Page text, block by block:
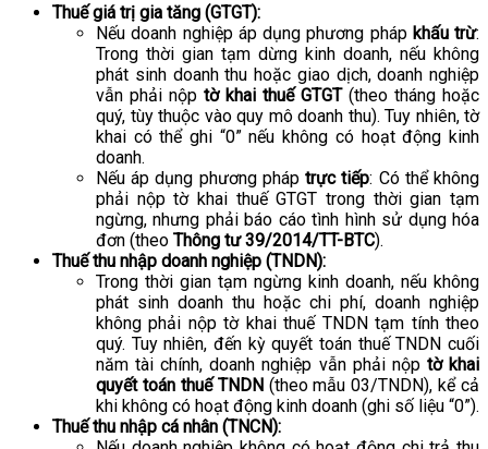
Thuế giá trị gia tăng (GTGT):
Nếu doanh nghiệp áp dụng phương pháp khấu trừ:
Trong thời gian tạm dừng kinh doanh, nếu không
phát sinh doanh thu hoặc giao dịch, doanh nghiệp
vẫn phải nộp tờ khai thuế GTGT(theo tháng hoặc
quý, tùy thuộc vào quy mô doanh thu). Tuy nhiên, tờ
khai có thể ghi “0” nếu không có hoạt động kinh
doanh.
Nếu áp dụng phương pháptrực tiếp: Có thể không
phải nộp tờ khai thuế GTGT trong thời gian tạm
ngừng, nhưng phải báo cáo tình hình sử dụng hóa
đơn (theo Thông tư 39/2014/TT-BTC).
Thuế thu nhập doanh nghiệp (TNDN):
Trong thời gian tạm ngừng kinh doanh, nếu không
phát sinh doanh thu hoặc chi phí, doanh nghiệp
không phải nộp tờ khai thuế TNDN tạm tính theo
quý. Tuy nhiên, đến kỳ quyết toán thuế TNDN cuối
năm tài chính, doanh nghiệp vẫn phải nộp tờ khai
quyết toán thuế TNDN(theo mẫu 03/TNDN), kể cả
khi không có hoạt động kinh doanh (ghi số liệu “0”).
Thuế thu nhập cá nhân (TNCN):